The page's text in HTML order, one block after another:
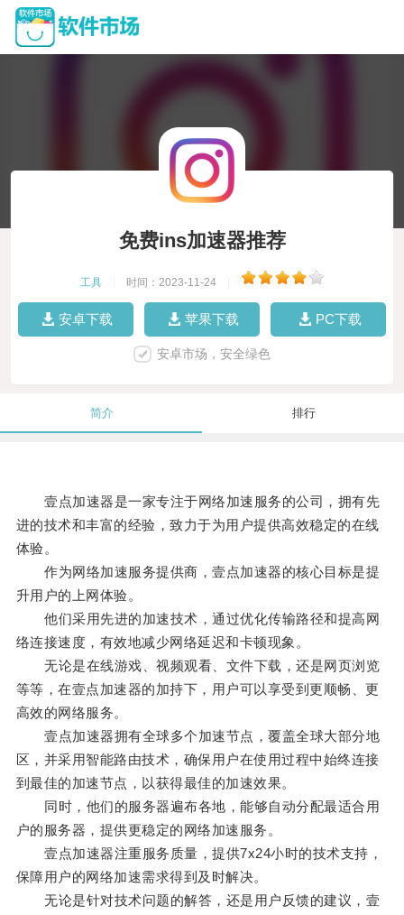
免费ins加速器推荐
工具 时间：2023-11-24
安卓下载 苹果下载 PC下载
安卓市场，安全绿色
简介 排行
壹点加速器是一家专注于网络加速服务的公司，拥有先
进的技术和丰富的经验，致力于为用户提供高效稳定的在线
体验。
作为网络加速服务提供商，壹点加速器的核心目标是提
升用户的上网体验。
他们采用先进的加速技术，通过优化传输路径和提高网
络连接速度，有效地减少网络延迟和卡顿现象。
无论是在线游戏、视频观看、文件下载，还是网页浏览
等等，在壹点加速器的加持下，用户可以享受到更顺畅、更
高效的网络服务。
壹点加速器拥有全球多个加速节点，覆盖全球大部分地
区，并采用智能路由技术，确保用户在使用过程中始终连接
到最佳的加速节点，以获得最佳的加速效果。
同时，他们的服务器遍布各地，能够自动分配最适合用
户的服务器，提供更稳定的网络加速服务。
壹点加速器注重服务质量，提供7x24小时的技术支持，
保障用户的网络加速需求得到及时解决。
无论是针对技术问题的解答，还是用户反馈的建议，壹